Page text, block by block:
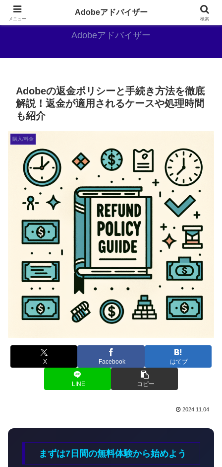
Adobe好きのAdobe推しブログ
Adobeアドバイザー
Adobeの返金ポリシーと手続き方法を徹底
解説！返金が適用されるケースや処理時間
も紹介
購入/料金
X Facebook はてブ
LINE コピー
2024.11.04
まずは7日間の無料体験から始めよう
メニュー
Adobeアドバイザー
検索